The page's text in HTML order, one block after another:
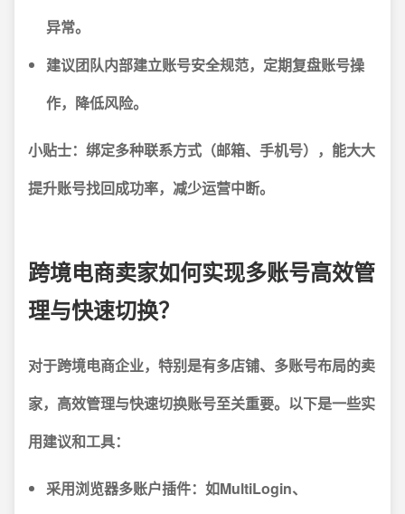
异常。
建议团队内部建立账号安全规范，定期复盘账号操
作，降低风险。
小贴士： 绑定多种联系方式（邮箱、手机号），能大大
提升账号找回成功率，减少运营中断。
跨境电商卖家如何实现多账号高效管
理与快速切换？
对于跨境电商企业，特别是有多店铺、多账号布局的卖
家，高效管理与快速切换账号至关重要。以下是一些实
用建议和工具：
采用浏览器多账户插件：如MultiLogin、